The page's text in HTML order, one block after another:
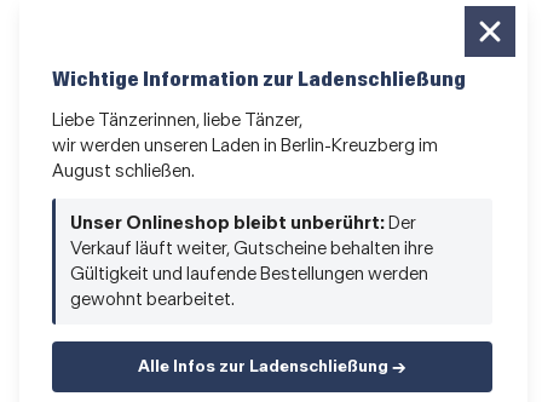
AGB•Impressum• Datenschutz
Wichtige Information zur Ladenschließung
Liebe Tänzerinnen, liebe Tänzer,
wir werden unseren Laden in Berlin-Kreuzberg im
August schließen.
Unser Onlineshop bleibt unberührt: Der
Verkauf läuft weiter, Gutscheine behalten ihre
Gültigkeit und laufende Bestellungen werden
gewohnt bearbeitet.
Alle Infos zur Ladenschließung →